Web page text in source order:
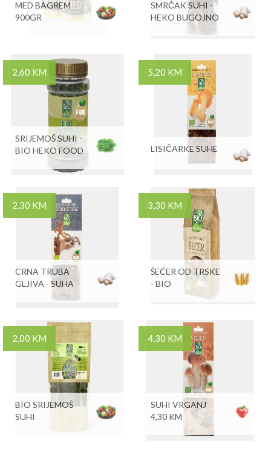
MED BAGREM
900GR
SMRČAK SUHI -
HEKO BUGOJNO
2,60 KM
SRIJEMOŠ SUHI -
BIO HEKO FOOD
5,20 KM
LISIČARKE SUHE
2,30 KM
CRNA TRUBA
GLJIVA - SUHA
3,30 KM
ŠEĆER OD TRSKE
- BIO
2,00 KM
BIO SRIJEMOŠ
SUHI
4,30 KM
SUHI VRGANJ
4,30 KM